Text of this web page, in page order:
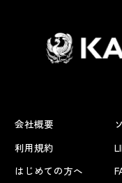
会社概要
利用規約
はじめての方へ